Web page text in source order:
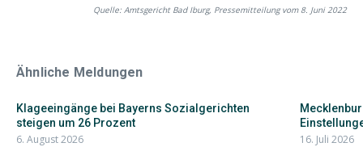
Quelle: Amtsgericht Bad Iburg, Pressemitteilung vom 8. Juni 2022
Ähnliche Meldungen
Klageeingänge bei Bayerns Sozialgerichten
steigen um 26 Prozent
6. August 2026 16. Juli 2026